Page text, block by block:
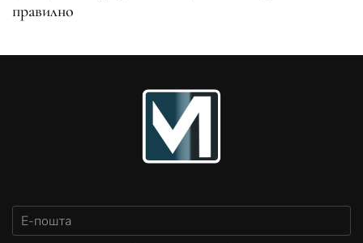
правилно